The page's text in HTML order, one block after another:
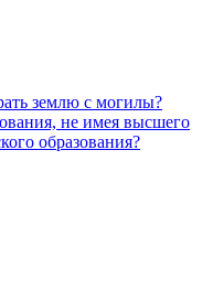
землю с могилы?
не имея высшего
образования?